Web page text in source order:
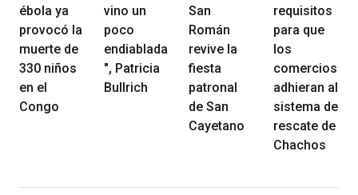
ébola ya
provocó la
muerte de
330 niños
en el
Congo
vino un
poco
endiablada
", Patricia
Bullrich
San
Román
revive la
fiesta
patronal
de San
Cayetano
requisitos
para que
los
comercios
adhieran al
sistema de
rescate de
Chachos